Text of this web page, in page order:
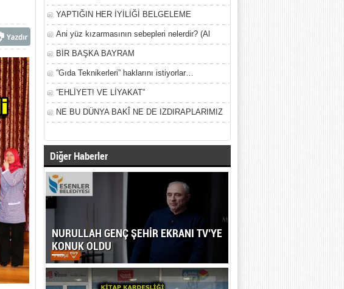
YAPTIĞIN HER İYİLİĞİ BELGELEME
Ani yüz kızarmasının sebepleri nelerdir? (Al
Yanak)
BİR BAŞKA BAYRAM
”Gıda Teknikerleri” haklarını istiyorlar…
”EHLİYET! VE LİYAKAT”
NE BU DÜNYA BAKÎ NE DE IZDIRAPLARIMIZ
Diğer Haberler
NURULLAH GENÇ ŞEHİR EKRANI TV’YE
KONUK OLDU